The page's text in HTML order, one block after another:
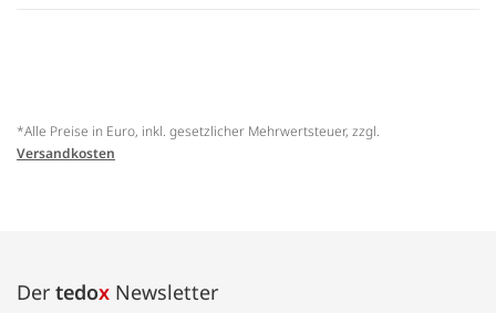
*Alle Preise in Euro, inkl. gesetzlicher Mehrwertsteuer, zzgl.
Versandkosten
Der tedox Newsletter